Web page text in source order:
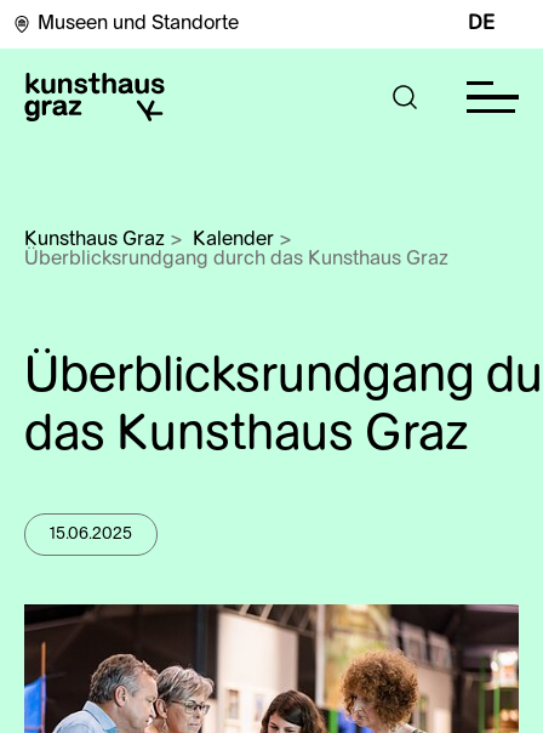
Museen und Standorte DE
Kunsthaus Graz > Kalender >
Überblicksrundgang durch das Kunsthaus Graz
Überblicksrundgang
das Kunsthaus Graz
15.06.2025